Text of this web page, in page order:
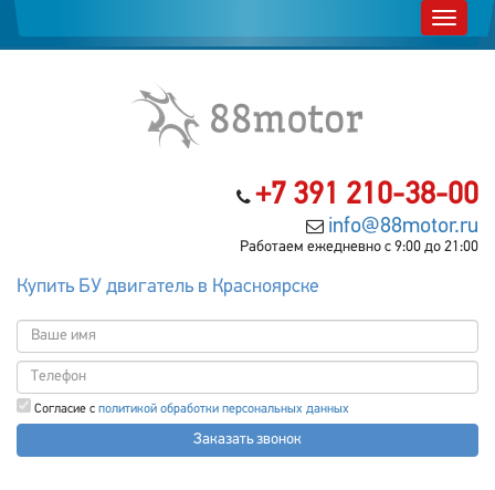
+7 391 210-38-00
info@88motor.ru
Работаем ежедневно с 9:00 до 21:00
Купить БУ двигатель в Красноярске
Согласие с политикой обработки персональных данных
Заказать звонок